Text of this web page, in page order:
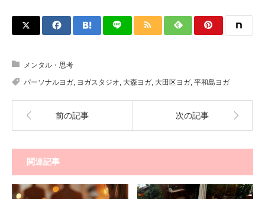
メンタル・思考
パーソナルヨガ ヨガスタジオ 大森ヨガ 大田区ヨガ 平和島ヨガ
前の記事 次の記事
関連記事